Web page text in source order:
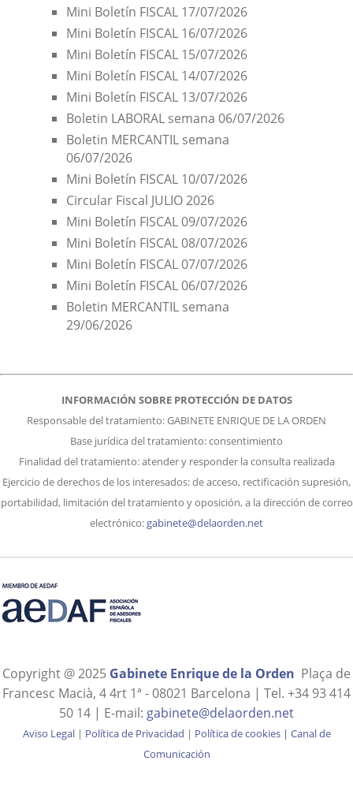
Mini Boletín FISCAL 17/07/2026
Mini Boletín FISCAL 16/07/2026
Mini Boletín FISCAL 15/07/2026
Mini Boletín FISCAL 14/07/2026
Mini Boletín FISCAL 13/07/2026
Boletin LABORAL semana 06/07/2026
Boletin MERCANTIL semana
06/07/2026
Mini Boletín FISCAL 10/07/2026
Circular Fiscal JULIO 2026
Mini Boletín FISCAL 09/07/2026
Mini Boletín FISCAL 08/07/2026
Mini Boletín FISCAL 07/07/2026
Mini Boletín FISCAL 06/07/2026
Boletin MERCANTIL semana
29/06/2026
INFORMACIÓN SOBRE PROTECCIÓN DE DATOS
Responsable del tratamiento: GABINETE ENRIQUE DE LA ORDEN
Base jurídica del tratamiento: consentimiento
Finalidad del tratamiento: atender y responder la consulta realizada
Ejercicio de derechos de los interesados: de acceso, rectificación supresión,
portabilidad, limitación del tratamiento y oposición, a la dirección de correo
electrónico: gabinete@delaorden.net
Copyright @ 2025 Gabinete Enrique de la Orden Plaça de
Francesc Macià, 4 4rt 1ª - 08021 Barcelona | Tel. +34 93 414
50 14 | E-mail: gabinete@delaorden.net
Aviso Legal| Política de Privacidad | Política de cookies| Canal de
Comunicación